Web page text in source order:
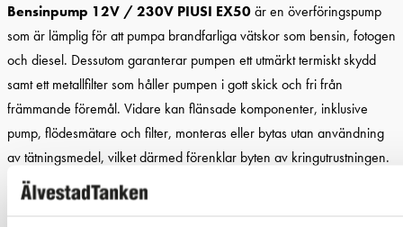
Bensinpump 12V / 230V PIUSI EX50är en överföringspump
som är lämplig för att pumpa brandfarliga vätskor som bensin, fotogen
och diesel. Dessutom garanterar pumpen ett utmärkt termiskt skydd
samt ett metallfilter som håller pumpen i gott skick och fri från
främmande föremål. Vidare kan flänsade komponenter, inklusive
pump, flödesmätare och filter, monteras eller bytas utan användning
av tätningsmedel, vilket därmed förenklar byten av kringutrustningen.
OBS – Levereras utan kabel och kabelgenomföring